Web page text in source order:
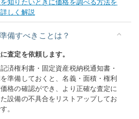
知りたいときに価格を調べる方法を
しく解説
備すべきことは？
査定を依頼します。
済権利書・固定資産税納税通知書・
準備しておくと、名義・面積・権利
格の確認ができ、より正確な査定に
設備の不具合をリストアップしてお
。